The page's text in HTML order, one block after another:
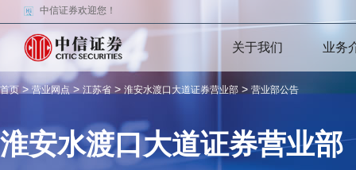
中信证券欢迎您！
关于我们 业务
首页> 营业网点 > 江苏省 > 淮安水渡口大道证券营业部 > 营业部公告
淮安水渡口大道证券营业部